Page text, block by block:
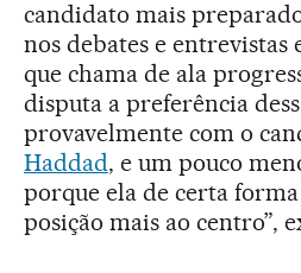
candidato mais
nos debates e entrevistas
que chama de ala
disputa a preferência
provavelmente com o
Haddad, e um pouco
porque ela de certa
posição mais ao centro”,